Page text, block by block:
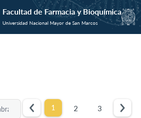
Facultad de Farmacia y Bioquímica
Universidad Nacional Mayor de San Marcos
1 2 3